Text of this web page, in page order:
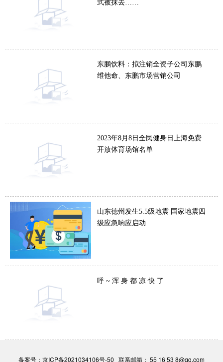
式被抹去……
东鹏饮料：拟注销全资子公司东鹏
维他命、东鹏市场营销公司
2023年8月8日全民健身日上海免费
开放体育场馆名单
山东德州发生5.5级地震 国家地震四
级应急响应启动
呼 ~ 浑 身 都 凉 快 了
备案号： 京ICP备2021034106号-50 联系邮箱： 55 16 53 8@qq.com